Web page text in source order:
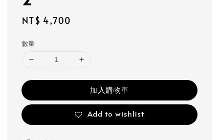
Regular
NT$ 4,700
數量
加入購物車
Add to wishlist